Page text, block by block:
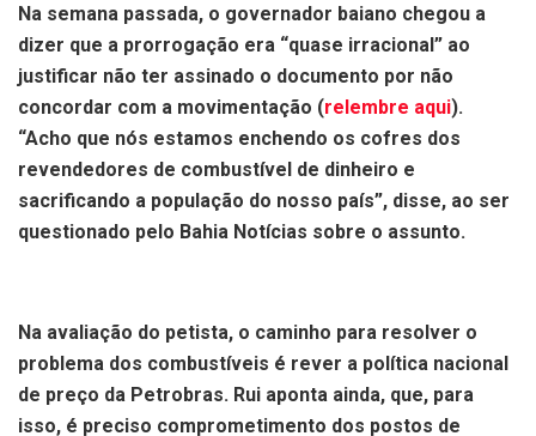
Na semana passada, o governador baiano chegou a
dizer que a prorrogação era “quase irracional” ao
justificar não ter assinado o documento por não
concordar com a movimentação (relembre aqui).
“Acho que nós estamos enchendo os cofres dos
revendedores de combustível de dinheiro e
sacrificando a população do nosso país”, disse, ao ser
questionado pelo Bahia Notícias sobre o assunto.
Na avaliação do petista, o caminho para resolver o
problema dos combustíveis é rever a política nacional
de preço da Petrobras. Rui aponta ainda, que, para
isso, é preciso comprometimento dos postos de